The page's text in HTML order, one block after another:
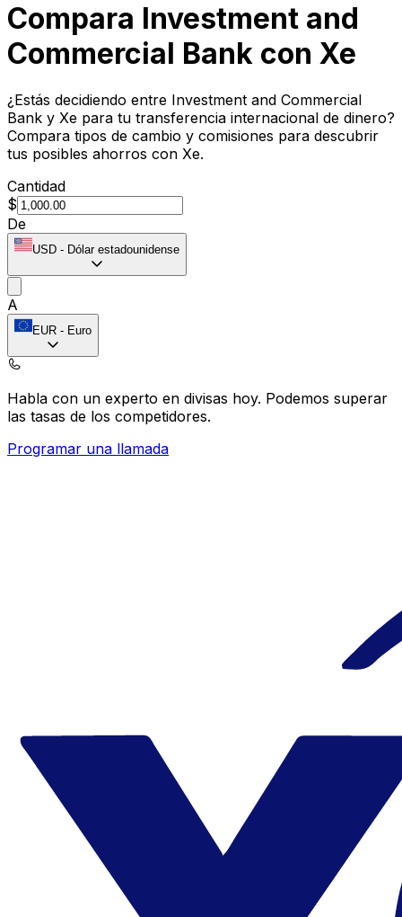
Compara Investment and
Commercial Bank con Xe
¿Estás decidiendo entre Investment and Commercial
Bank y Xe para tu transferencia internacional de dinero?
Compara tipos de cambio y comisiones para descubrir
tus posibles ahorros con Xe.
Cantidad
$
De
USD - Dólar estadounidense
A
EUR - Euro
Habla con un experto en divisas hoy. Podemos superar
las tasas de los competidores.
Programar una llamada